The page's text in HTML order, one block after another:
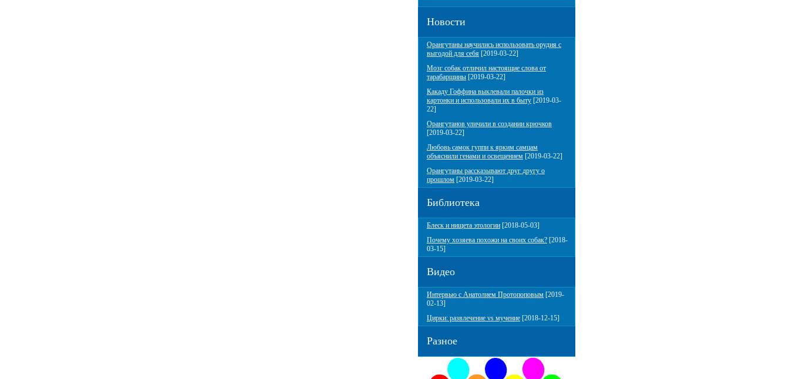
Новости
Орангутаны научились использовать орудия с
выгодой для себя [2019-03-22]
Мозг собак отличил настоящие слова от
тарабарщины [2019-03-22]
Какаду Гоффина выклевали палочки из
картонки и использовали их в быту [2019-03-
22]
Орангутанов уличили в создании крючков
[2019-03-22]
Любовь самок гуппи к ярким самцам
объяснили генами и освещением [2019-03-22]
Орангутаны рассказывают друг другу о
прошлом [2019-03-22]
Библиотека
Блеск и нищета этологии [2018-05-03]
Почему хозяева похожи на своих собак? [2018-
03-15]
Видео
Интервью с Анатолием Протопоповым [2019-
02-13]
Цирки: развлечение vs мучение [2018-12-15]
Разное